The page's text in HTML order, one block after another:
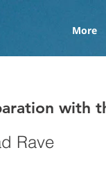
More
with
Rave